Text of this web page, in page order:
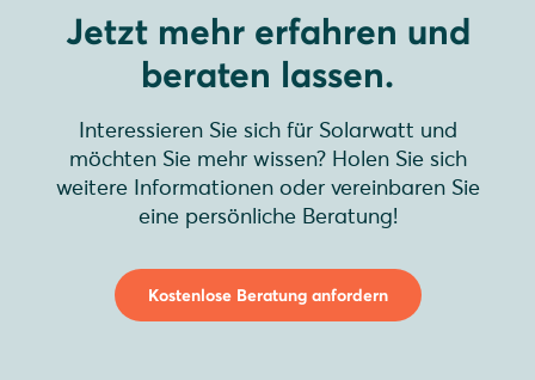
Jetzt mehr erfahren und
beraten lassen.
Interessieren Sie sich für Solarwatt und
möchten Sie mehr wissen? Holen Sie sich
weitere Informationen oder vereinbaren Sie
eine persönliche Beratung!
Kostenlose Beratung anfordern